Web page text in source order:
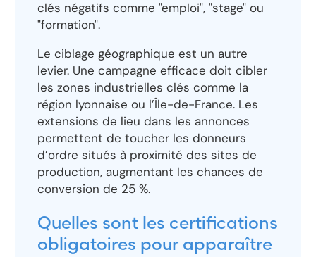
clés négatifs comme "emploi", "stage" ou
"formation".
Le ciblage géographique est un autre
levier. Une campagne efficace doit cibler
les zones industrielles clés comme la
région lyonnaise ou l’Île-de-France. Les
extensions de lieu dans les annonces
permettent de toucher les donneurs
d’ordre situés à proximité des sites de
production, augmentant les chances de
conversion de 25 %.
Quelles sont les certifications
obligatoires pour apparaître